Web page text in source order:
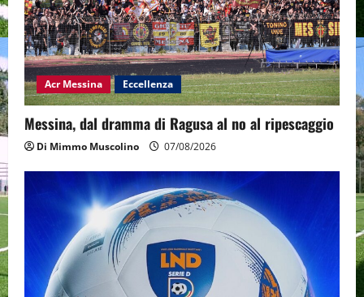
Acr Messina Eccellenza
Messina, dal dramma di Ragusa al no al ripescaggio
Di Mimmo Muscolino 07/08/2026